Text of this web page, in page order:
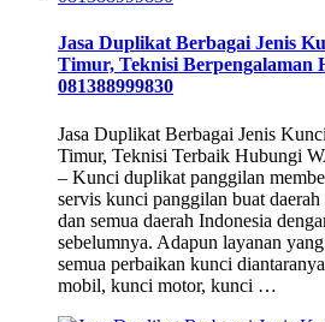
Jasa Duplikat Berbagai Jenis
Timur, Teknisi Berpengalaman
081388999830
Jasa Duplikat Berbagai Jenis
Timur, Teknisi Terbaik Hubungi
– Kunci duplikat panggilan
servis kunci panggilan buat
dan semua daerah Indonesia
sebelumnya. Adapun layanan
semua perbaikan kunci
mobil, kunci motor, kunci …